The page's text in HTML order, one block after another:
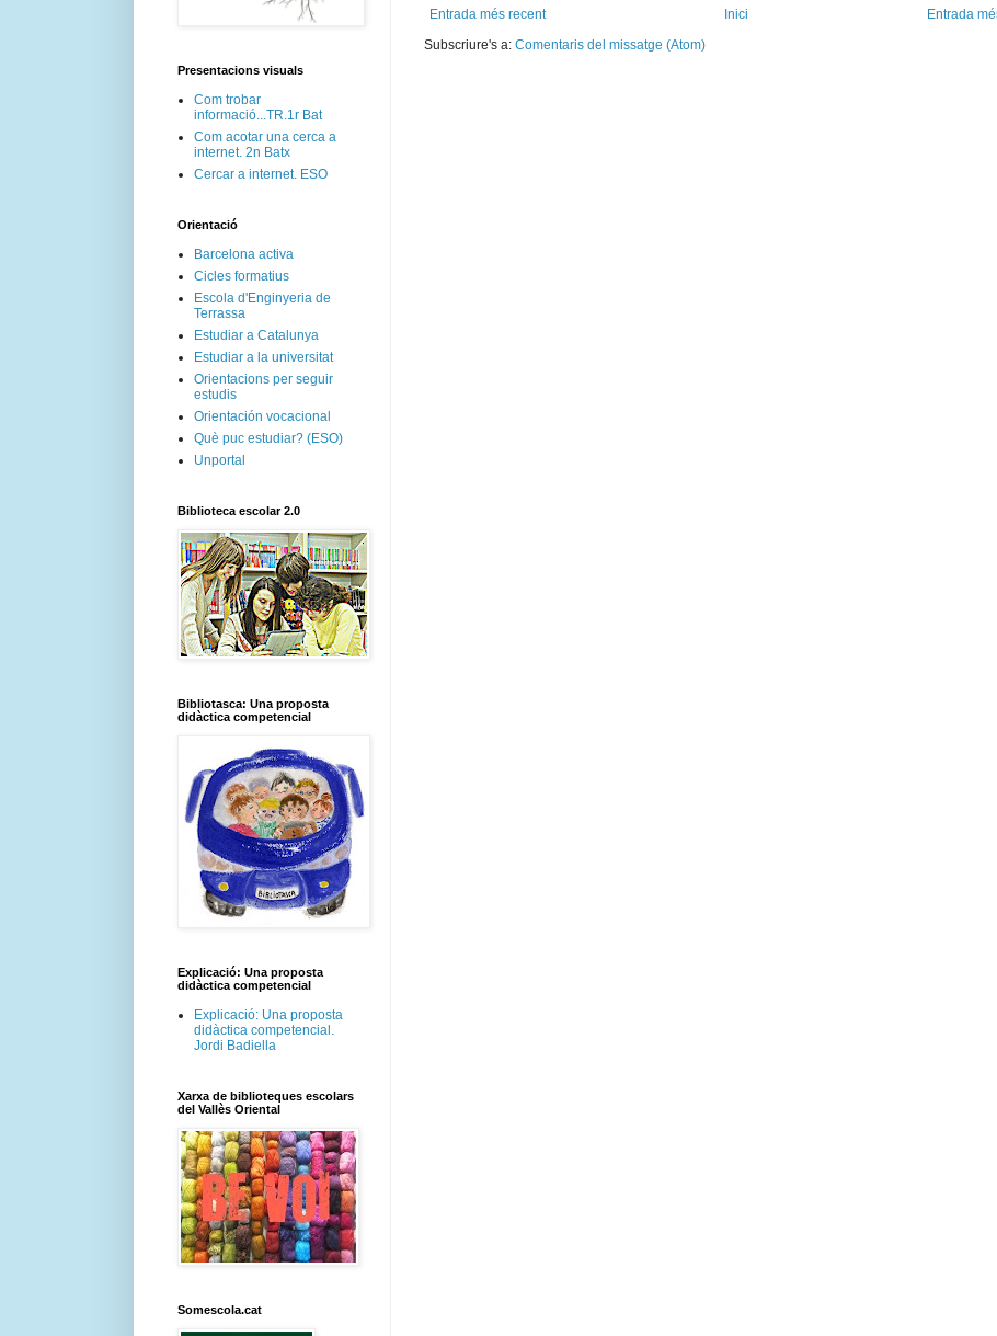
Entrada més recent Entrada
Inici
Subscriure's a: Comentaris del missatge (Atom)
Presentacions visuals
Com trobar
informació...TR.1r Bat
Com acotar una cerca a
internet. 2n Batx
Cercar a internet. ESO
Orientació
Barcelona activa
Cicles formatius
Escola d'Enginyeria de
Terrassa
Estudiar a Catalunya
Estudiar a la universitat
Orientacions per seguir
estudis
Orientación vocacional
Què puc estudiar? (ESO)
Unportal
Biblioteca escolar 2.0
Bibliotasca: Una proposta
didàctica competencial
Explicació: Una proposta
didàctica competencial
Explicació: Una proposta
didàctica competencial.
Jordi Badiella
Xarxa de biblioteques escolars
del Vallès Oriental
Somescola.cat